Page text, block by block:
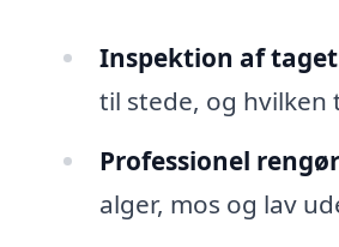
Inspektion af
til stede, og
Professionel
alger, mos og lav